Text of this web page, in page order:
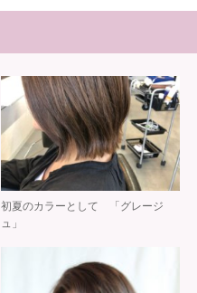
初夏のカラーとして 「グレージ
ュ」